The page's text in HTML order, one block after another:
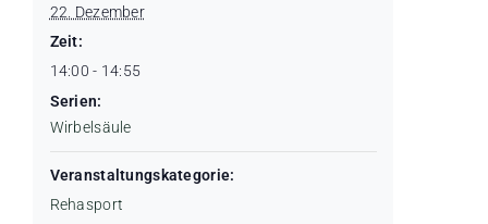
22. Dezember
Zeit:
14:00 - 14:55
Serien:
Wirbelsäule
Veranstaltungskategorie:
Rehasport